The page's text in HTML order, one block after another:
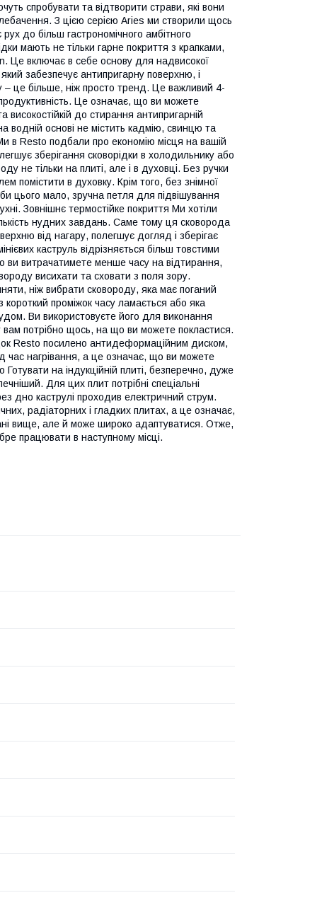
спробувати та відтворити страви, які вони
З цією серією Aries ми створили щось
до більш гастрономічного амбітного
мають не тільки гарне покриття з крапками,
Це включає в себе основу для надвисокої
забезпечує антипригарну поверхню, і
– це більше, ніж просто тренд. Це важливий 4-
Це означає, що ви можете
високостійкій до стирання антипригарній
водній основі не містить кадмію, свинцю та
в Resto подбали про економію місця на вашій
зберігання сковорідки в холодильнику або
не тільки на плиті, але і в духовці. Без ручки
помістити в духовку. Крім того, без знімної
цього мало, зручна петля для підвішування
Зовнішнє термостійке покриття Ми хотіли
нудних завдань. Саме тому ця сковорода
від нагару, полегшує догляд і зберігає
каструль відрізняється більш товстими
ви витрачатимете менше часу на відтирання,
висихати та сховати з поля зору.
ніж вибрати сковороду, яка має поганий
проміжок часу ламається або яка
Ви використовуєте його для виконання
потрібно щось, на що ви можете покластися.
Resto посилено антидеформаційним диском,
час нагрівання, а це означає, що ви можете
на індукційній плиті, безперечно, дуже
Для цих плит потрібні спеціальні
дно каструлі проходив електричний струм.
радіаторних і гладких плитах, а це означає,
вище, але й може широко адаптуватися. Отже,
працювати в наступному місці.